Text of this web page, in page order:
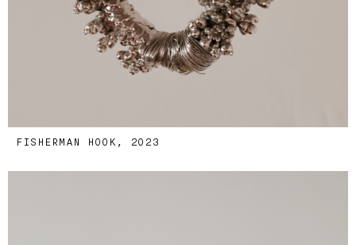
FISHERMAN HOOK, 2023